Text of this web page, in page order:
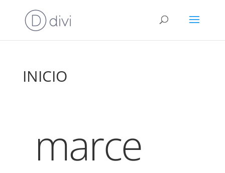
INICIO
marce